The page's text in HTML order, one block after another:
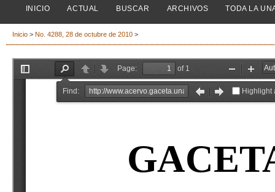
INICIO ACTUAL BUSCAR ARCHIVOS TODA LA
Inicio > No. 4288, 28 de octubre de 2010 >